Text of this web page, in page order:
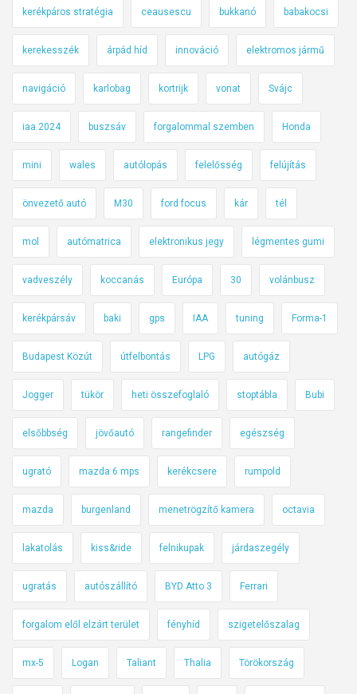
kerékpáros stratégia ceausescu bukkanó babakocsi
kerekesszék árpád híd innováció elektromos jármű
navigáció karlobag kortrijk vonat Svájc
iaa 2024 buszsáv forgalommal szemben Honda
mini wales autólopás felelősség felújítás
önvezető autó M30 ford focus kár tél
mol autómatrica elektronikus jegy légmentes gumi
vadveszély koccanás Európa 30 volánbusz
kerékpársáv baki gps IAA tuning Forma-1
Budapest Közút útfelbontás LPG autógáz
Jogger tükör heti összefoglaló stoptábla Bubi
elsőbbség jövőautó rangefinder egészség
ugrató mazda 6 mps kerékcsere rumpold
mazda burgenland menetrögzítő kamera octavia
lakatolás kiss&ride felnikupak járdaszegély
ugratás autószállító BYD Atto 3 Ferrari
forgalom elől elzárt terület fényhíd szigetelőszalag
mx-5 Logan Taliant Thalia Törökország